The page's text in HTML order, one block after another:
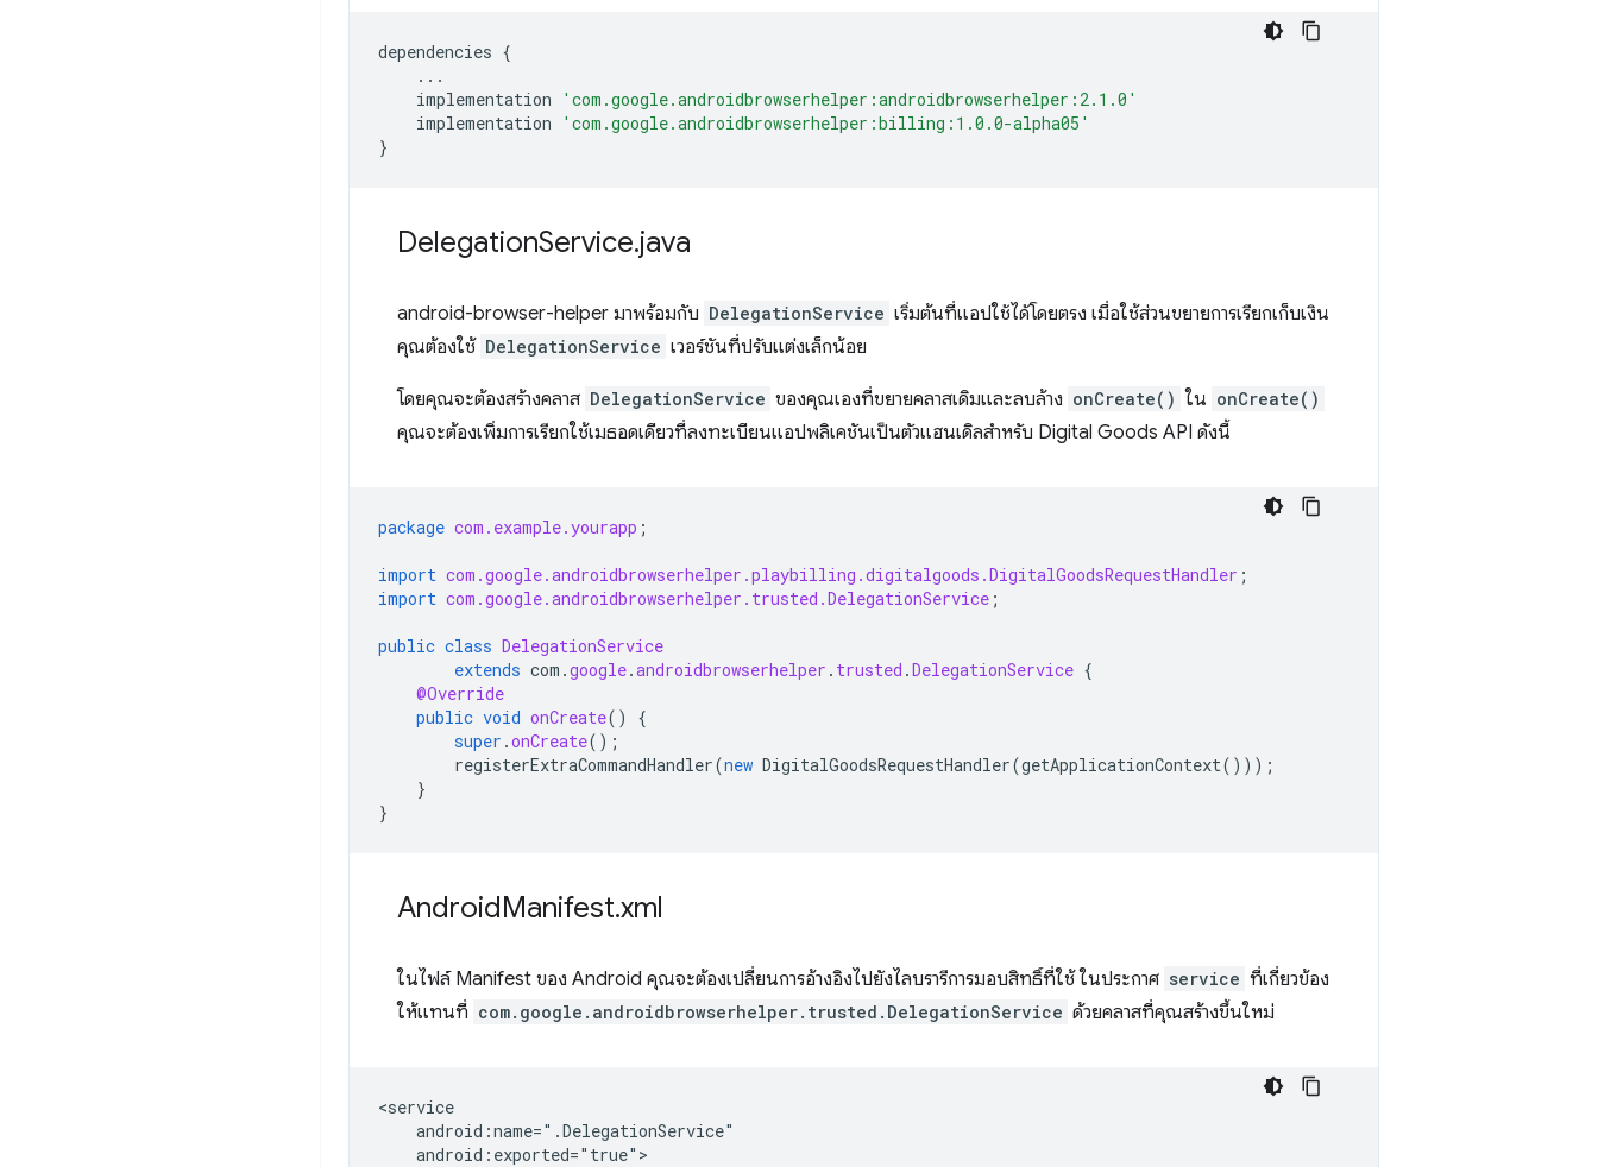
dependencies {
...
implementation
'com.google.androidbrowserhelper:androidbrowserhelper:2.1.0'
implementation
'com.google.androidbrowserhelper:billing:1.0.0-alpha05'
}
DelegationService.java
android-browser-helper มาพร้อมกับ DelegationService เริ่มต้นที่แอปใช้ได้โดยตรง เมื่อใช้ส่วนขยายการเรียกเก็บเงิน
คุณต้องใช้ DelegationService เวอร์ชันที่ปรับแต่งเล็กน้อย
โดยคุณจะต้องสร้างคลาส DelegationService ของคุณเองที่ขยายคลาสเดิมและลบล้าง onCreate() ใน onCreate()
คุณจะต้องเพิ่มการเรียกใช้เมธอดเดียวที่ลงทะเบียนแอปพลิเคชันเป็นตัวแฮนเดิลสําหรับ Digital Goods API ดังนี้
package com.example.yourapp ;
import com.google.androidbrowserhelper.playbilling.digitalgoods.DigitalGoodsRequestHandler ;
import com.google.androidbrowserhelper.trusted.DelegationService ;
public class DelegationService
extends com .google.androidbrowserhelper . trusted .DelegationService {
@Override
public void onCreate()
{
super .onCreate();
registerExtraCommandHandler(new DigitalGoodsRequestHandler(getApplicationContext()));
}
}
AndroidManifest.xml
ในไฟล์ Manifest ของ Android คุณจะต้องเปลี่ยนการอ้างอิงไปยังไลบรารีการมอบสิทธิ์ที่ใช้ ในประกาศ service ที่เกี่ยวข้อง
ให้แทนที่ com.google.androidbrowserhelper.trusted.DelegationService ด้วยคลาสที่คุณสร้างขึ้นใหม่
android:exported="true">